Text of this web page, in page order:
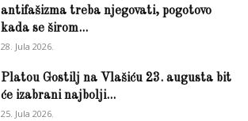
antifašizma treba njegovati, pogotovo
kada se širom...
28. Jula 2026.
Platou Gostilj na Vlašiću 23. augusta bit
će izabrani najbolji...
25. Jula 2026.